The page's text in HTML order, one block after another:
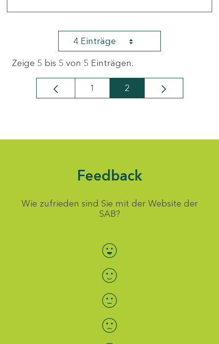
4 Einträge
Zeige 5 bis 5 von 5 Einträgen.
Seite
1 Seite
2
Feedback
Wie zufrieden sind Sie mit der Website der
SAB?
Bewertung auswählen